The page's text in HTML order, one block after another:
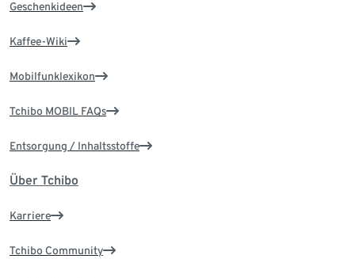
Geschenkideen
Kaffee-Wiki
Mobilfunklexikon
Tchibo MOBIL FAQs
Entsorgung / Inhaltsstoffe
Über Tchibo
Karriere
Tchibo Community